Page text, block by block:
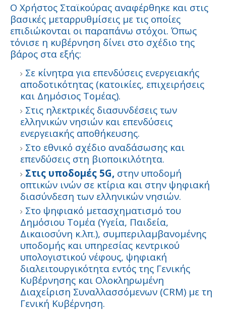
Ο Χρήστος Σταϊκούρας αναφέρθηκε και στις
βασικές μεταρρυθμίσεις με τις οποίες
επιδιώκονται οι παραπάνω στόχοι. Όπως
τόνισε η κυβέρνηση δίνει στο σχέδιο της
βάρος στα εξής:
Σε κίνητρα για επενδύσεις ενεργειακής
αποδοτικότητας (κατοικίες, επιχειρήσεις
και Δημόσιος Τομέας).
Στις ηλεκτρικές διασυνδέσεις των
ελληνικών νησιών και επενδύσεις
ενεργειακής αποθήκευσης.
Στο εθνικό σχέδιο αναδάσωσης και
επενδύσεις στη βιοποικιλότητα.
Στις υποδομές 5G, στην υποδομή
οπτικών ινών σε κτίρια και στην ψηφιακή
διασύνδεση των ελληνικών νησιών.
Στο ψηφιακό μετασχηματισμό του
Δημόσιου Τομέα (Υγεία, Παιδεία,
Δικαιοσύνη κ.λπ.), συμπεριλαμβανομένης
υποδομής και υπηρεσίας κεντρικού
υπολογιστικού νέφους, ψηφιακή
διαλειτουργικότητα εντός της Γενικής
Κυβέρνησης και Ολοκληρωμένη
Διαχείριση Συναλλασσόμενων (CRM) με τη
Γενική Κυβέρνηση.